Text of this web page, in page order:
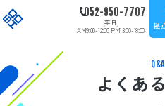
052-950-7707
[平日]
AM9:00-12:00 PM13:00-18:00
拠
内覧
Q&A
よくあ